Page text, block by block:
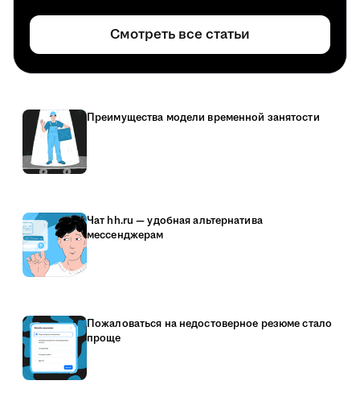
Смотреть все статьи
Преимущества модели временной занятости
Чат hh.ru — удобная альтернатива
мессенджерам
Пожаловаться на недостоверное резюме стало
проще